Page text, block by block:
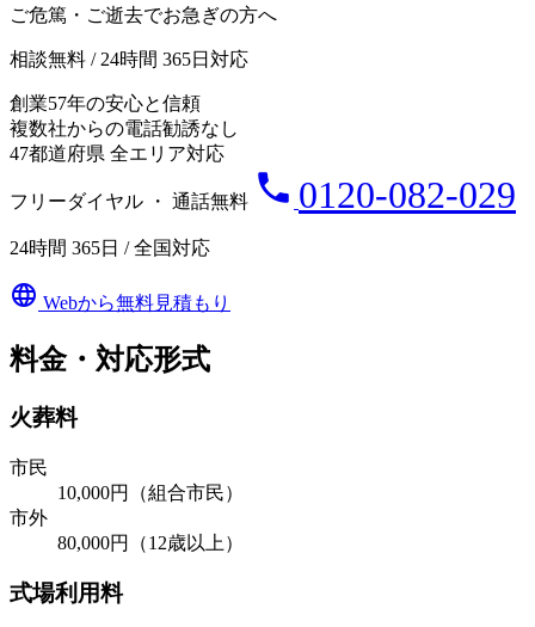
ご危篤・ご逝去でお急ぎの方へ
相談無料 / 24時間 365日対応
創業57年の安心と信頼
複数社からの電話勧誘なし
47都道府県 全エリア対応
フリーダイヤル ・ 通話無料 phone 0120-082-029
24時間 365日 / 全国対応
language Webから無料見積もり
料金・対応形式
火葬料
市民
10,000円（組合市民）
市外
80,000円（12歳以上）
式場利用料